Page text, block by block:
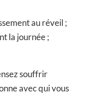
au réveil ;
la journée ;
souffrir
avec qui vous